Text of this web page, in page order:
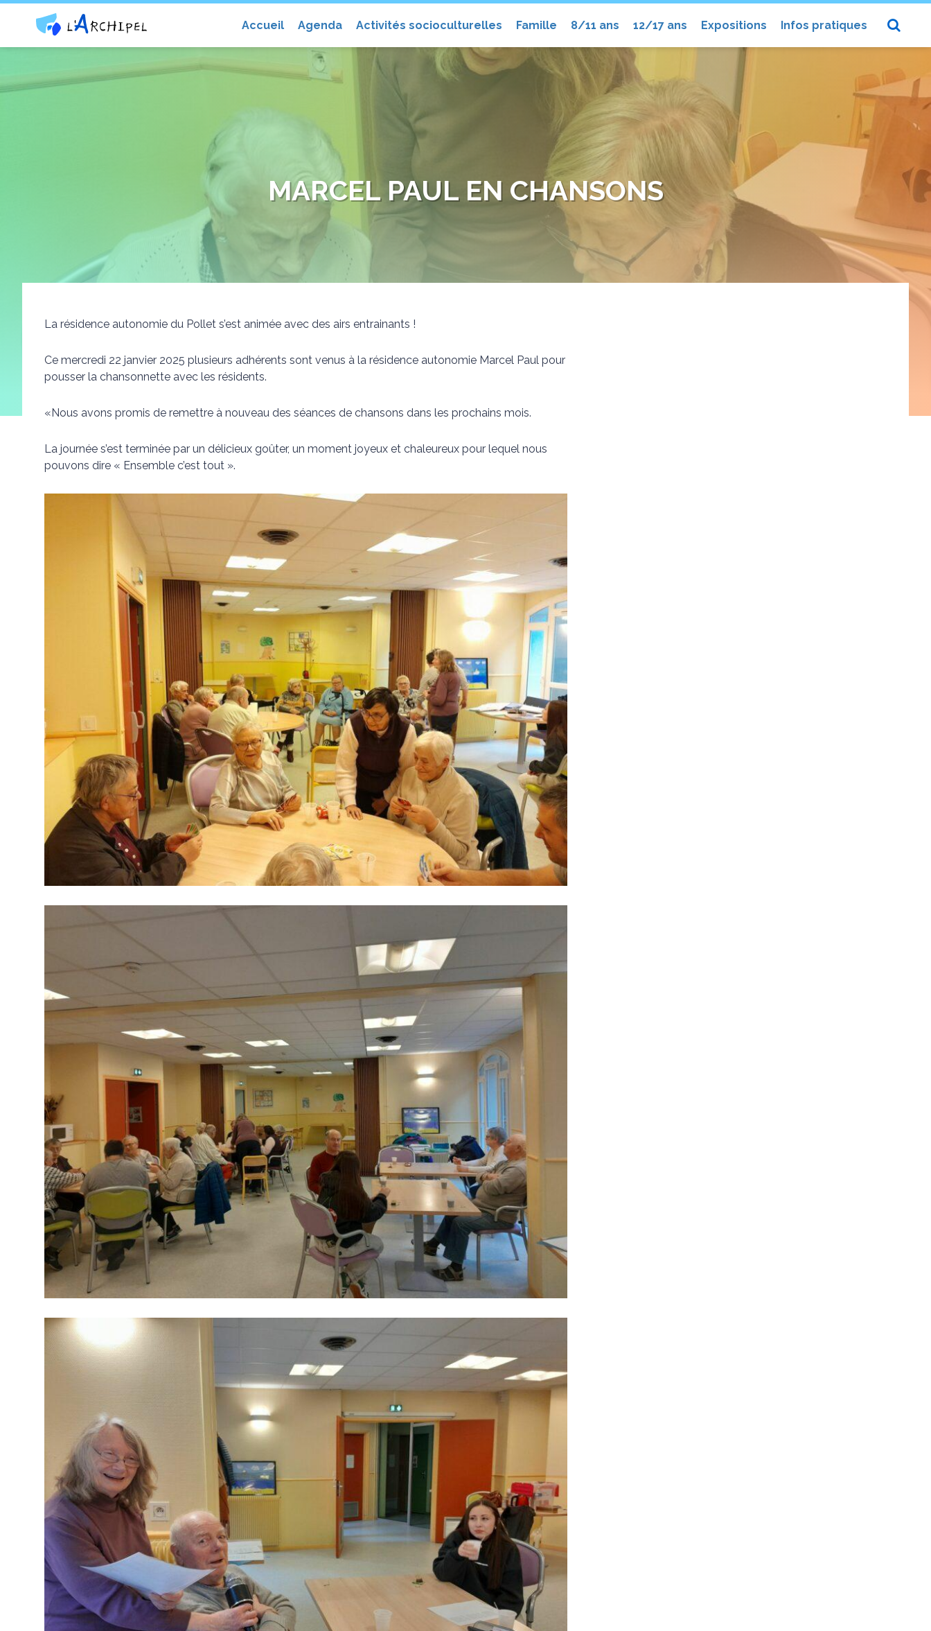
Accueil Agenda Activités socioculturelles Famille 8/11 ans 12/17 ans Expositions Infos pratiques
Centre social et culturel l'Archipel
MARCEL PAUL EN CHANSONS
La résidence autonomie du Pollet s’est animée avec des airs entrainants !
Ce mercredi 22 janvier 2025 plusieurs adhérents sont venus à la résidence autonomie Marcel Paul pour
pousser la chansonnette avec les résidents.
«Nous avons promis de remettre à nouveau des séances de chansons dans les prochains mois.
La journée s’est terminée par un délicieux goûter, un moment joyeux et chaleureux pour lequel nous
pouvons dire « Ensemble c’est tout ».